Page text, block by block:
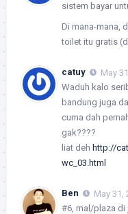
sistem bayar
Di mana-mana,
toilet itu gratis
catuy
May
Waduh kalo
bandung juga
cuma dah
gak????
liat deh http://
wc_03.html
Ben
May 31,
#6, mal/plaza di